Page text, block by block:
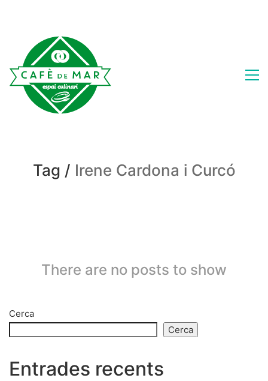
Tag / Irene Cardona i Curcó
There are no posts to show
Cerca
Cerca
Entrades recents